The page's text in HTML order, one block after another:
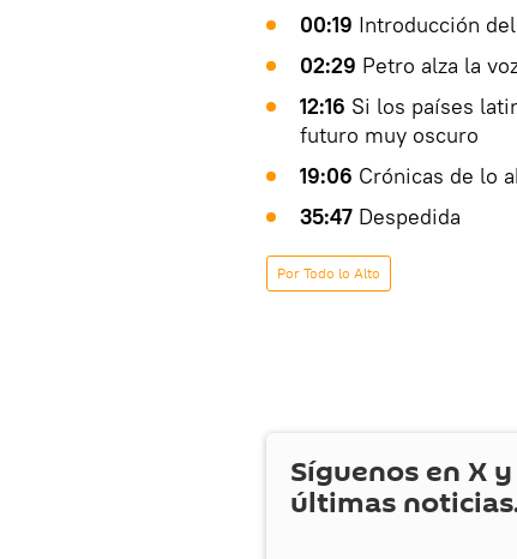
00:19 Introducción
02:29 Petro alza la
12:16 Si los países
futuro muy oscuro
19:06 Crónicas de lo
35:47 Despedida
Por Todo lo Alto
Síguenos en X
últimas